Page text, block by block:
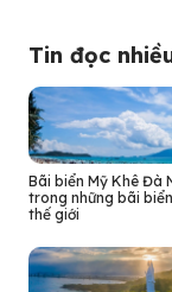
Tin đọc
Bãi biển Mỹ Khê Đà
trong những bãi
thế giới